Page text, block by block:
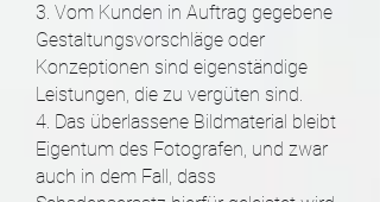
3. Vom Kunden in Auftrag gegebene
Gestaltungsvorschläge oder
Konzeptionen sind eigenständige
Leistungen, die zu vergüten sind.
4. Das überlassene Bildmaterial bleibt
Eigentum des Fotografen, und zwar
auch in dem Fall, dass